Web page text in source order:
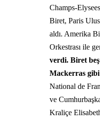
Champs-
Biret, Paris
aldı. Amerika
Orkestrası ile
verdi. Biret
Mackerras gibi
National de
ve
Kraliçe